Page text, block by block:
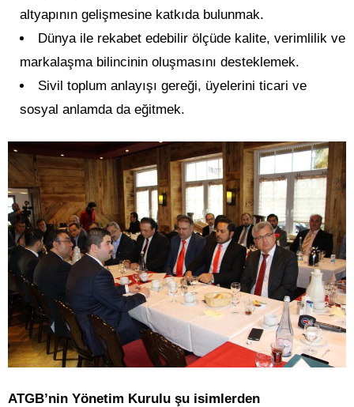
altyapının gelişmesine katkıda bulunmak.
Dünya ile rekabet edebilir ölçüde kalite, verimlilik ve
markalaşma bilincinin oluşmasını desteklemek.
Sivil toplum anlayışı gereği, üyelerini ticari ve
sosyal anlamda da eğitmek.
ATGB’nin Yönetim Kurulu şu isimlerden